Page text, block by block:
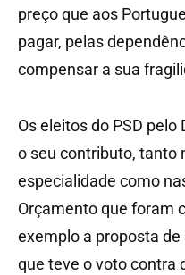
preço que aos
pagar, pelas
compensar a sua
Os eleitos do PSD
o seu contributo, tanto
especialidade como
Orçamento que foram
exemplo a proposta de
que teve o voto contra